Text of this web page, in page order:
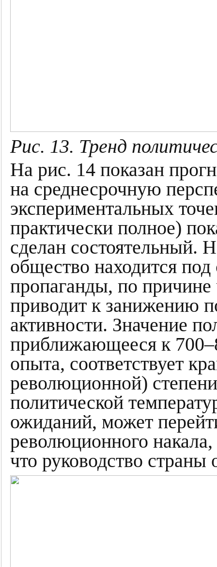
Рис. 13. Тренд
На рис. 14 показан
на среднесрочную
экспериментальных
практически полное)
сделан состоятельный.
общество находится
пропаганды, по причине
приводит к занижению
активности. Значение
приближающееся к
опыта, соответствует
революционной)
политической
ожиданий, может
революционного накала,
что руководство страны